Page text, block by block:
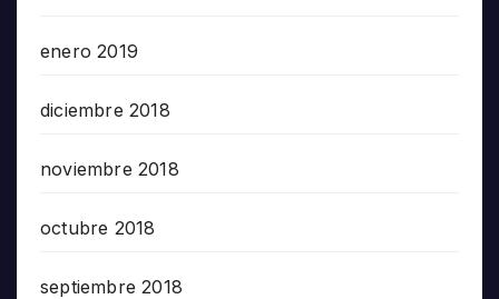
enero 2019
diciembre 2018
noviembre 2018
octubre 2018
septiembre 2018